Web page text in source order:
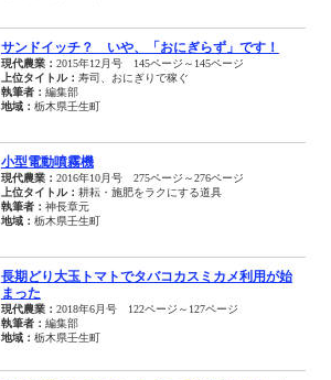
サンドイッチ？ いや、「おにぎらず」です！
現代農業： 2015年12月号 145ページ～145ページ
上位タイトル： 寿司、おにぎりで稼ぐ
執筆者： 編集部
地域： 栃木県壬生町
小型電動噴霧機
現代農業： 2016年10月号 275ページ～276ページ
上位タイトル： 耕耘・施肥をラクにする道具
執筆者： 神長章元
地域： 栃木県壬生町
長期どり大玉トマトでタバコカスミカメ利用が始
まった
現代農業： 2018年6月号 122ページ～127ページ
執筆者： 編集部
地域： 栃木県壬生町